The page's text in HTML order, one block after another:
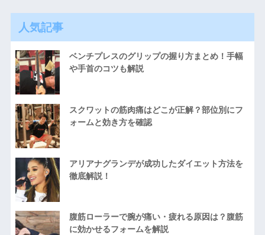
人気記事
ベンチプレスのグリップの握り方まとめ！手幅
や手首のコツも解説
スクワットの筋肉痛はどこが正解？部位別にフ
ォームと効き方を確認
アリアナグランデが成功したダイエット方法を
徹底解説！
腹筋ローラーで腕が痛い・疲れる原因は？腹筋
に効かせるフォームを解説